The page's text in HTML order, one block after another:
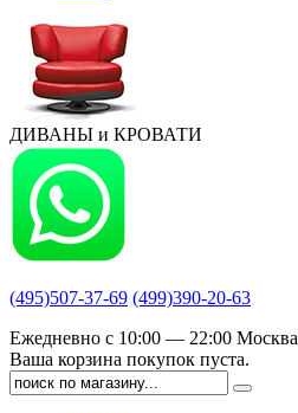
ДИВАНЫ и КРОВАТИ
(495)507-37-69 (499)390-20-63
Ежедневно с 10:00 — 22:00 Москва
Ваша корзина покупок пуста.